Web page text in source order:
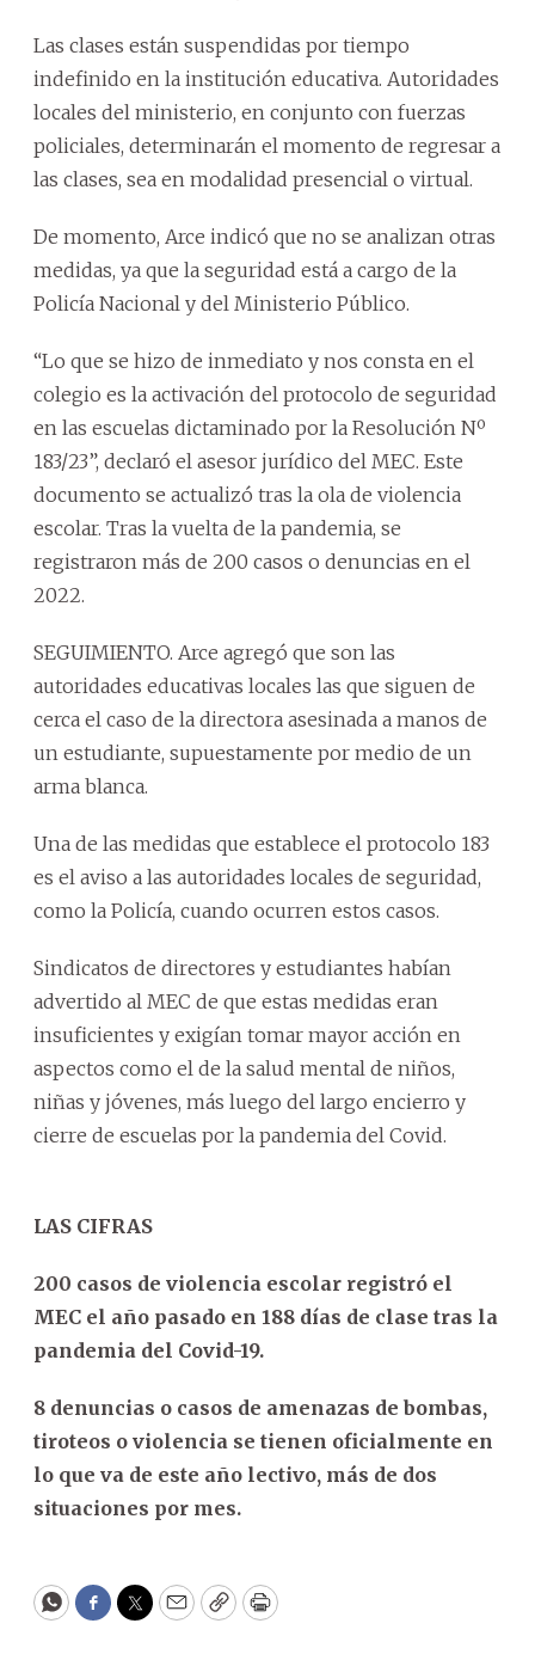
Las clases están suspendidas por tiempo
indefinido en la institución educativa. Autoridades
locales del ministerio, en conjunto con fuerzas
policiales, determinarán el momento de regresar a
las clases, sea en modalidad presencial o virtual.
De momento, Arce indicó que no se analizan otras
medidas, ya que la seguridad está a cargo de la
Policía Nacional y del Ministerio Público.
“Lo que se hizo de inmediato y nos consta en el
colegio es la activación del protocolo de seguridad
en las escuelas dictaminado por la Resolución Nº
183/23”, declaró el asesor jurídico del MEC. Este
documento se actualizó tras la ola de violencia
escolar. Tras la vuelta de la pandemia, se
registraron más de 200 casos o denuncias en el
2022.
SEGUIMIENTO. Arce agregó que son las
autoridades educativas locales las que siguen de
cerca el caso de la directora asesinada a manos de
un estudiante, supuestamente por medio de un
arma blanca.
Una de las medidas que establece el protocolo 183
es el aviso a las autoridades locales de seguridad,
como la Policía, cuando ocurren estos casos.
Sindicatos de directores y estudiantes habían
advertido al MEC de que estas medidas eran
insuficientes y exigían tomar mayor acción en
aspectos como el de la salud mental de niños,
niñas y jóvenes, más luego del largo encierro y
cierre de escuelas por la pandemia del Covid.
LAS CIFRAS
200 casos de violencia escolar registró el
MEC el año pasado en 188 días de clase tras la
pandemia del Covid-19.
8 denuncias o casos de amenazas de bombas,
tiroteos o violencia se tienen oficialmente en
lo que va de este año lectivo, más de dos
situaciones por mes.
WhatsApp
Facebook
Twitter
EmailCopyPrint